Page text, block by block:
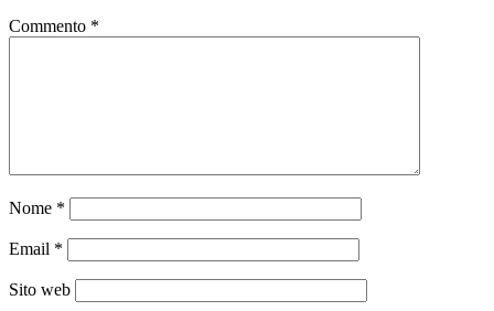
Commento *
Nome *
Email *
Sito web